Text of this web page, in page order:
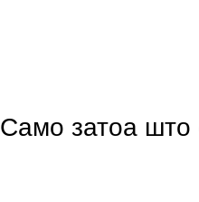
Само затоа што